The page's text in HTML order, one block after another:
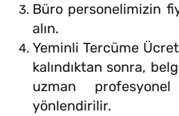
Büro personelimizin
alın.
Yeminli Tercüme
kalındıktan sonra,
uzman profesyonel
yönlendirilir.